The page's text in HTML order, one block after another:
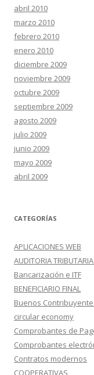
abril 2010
marzo 2010
febrero 2010
enero 2010
diciembre 2009
noviembre 2009
octubre 2009
septiembre 2009
agosto 2009
julio 2009
junio 2009
mayo 2009
abril 2009
CATEGORÍAS
APLICACIONES WEB
AUDITORIA
Bancarización e ITF
BENEFICIARIO FINAL
Buenos
circular economy
Comprobantes de
Comprobantes
Contratos modernos
COOPERATIVAS